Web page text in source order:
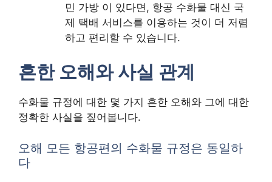
민 가방 이 있다면, 항공 수화물 대신 국
제 택배 서비스를 이용하는 것이 더 저렴
하고 편리할 수 있습니다.
흔한 오해와 사실 관계
수화물 규정에 대한 몇 가지 흔한 오해와 그에 대한
정확한 사실을 짚어봅니다.
오해 모든 항공편의 수화물 규정은 동일하
다